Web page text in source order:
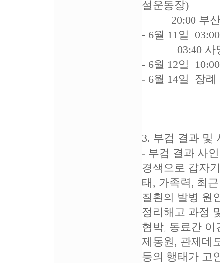
설운동장)
20:00 부산으
- 6월 11일
03:40 사망 -
- 6월 12일
- 6월 14일 장례
3. 부검 결과 및
- 부검 결과 사
경색으로 갑자
태, 가족력, 최
질환의 발병 원
정리해고 과정
협박, 동료간 이
제동원, 관제데
등의 행태가 고